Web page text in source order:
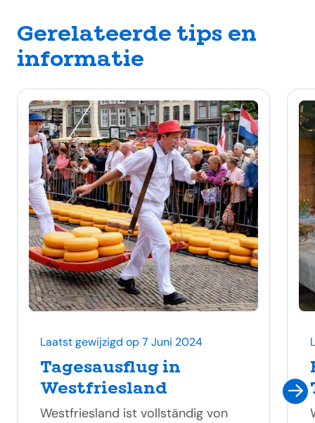
Gerelateerde tips en
informatie
Tagesausflug in
Westfriesland
Laatst gewijzigd op 7 Juni 2024
Westfriesland ist vollständig von